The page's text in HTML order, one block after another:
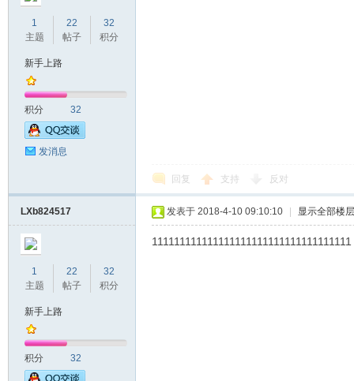
1
主题
22
帖子
32
积分
新手上路
积分 32
发消息
回复 支持 反对
LXb824517
1
主题
22
帖子
32
积分
新手上路
积分 32
发表于 2018-4-10 09:10:10 显示全部楼层
111111111111111111111111111111111111